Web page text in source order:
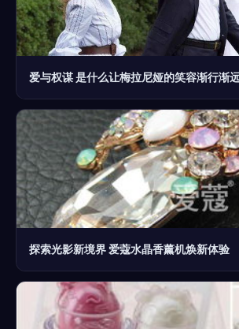
爱与权谋 是什么让梅拉尼娅的笑容渐行渐
探索光影新境界 爱蔻水晶香薰机焕新体验